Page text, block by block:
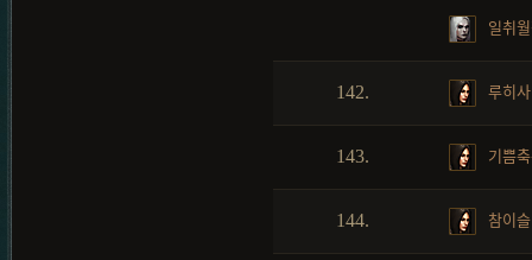
일취
142. 루히사
143. 기쁨
144. 참이슬